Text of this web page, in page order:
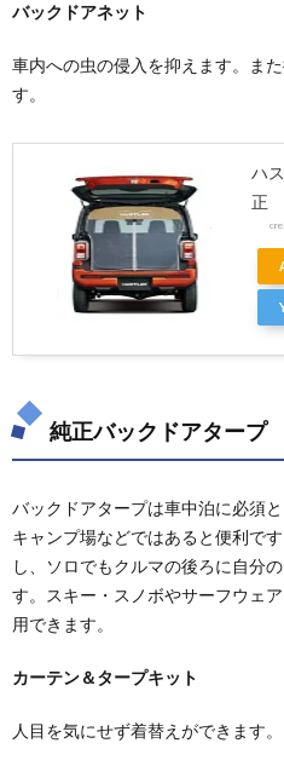
バックドアネット
車内への虫の侵入を抑えます。ま
す。
ハ
正
純正バックドアタープ
バックドアタープは車中泊に必須
キャンプ場などではあると便利で
し、ソロでもクルマの後ろに自分
す。スキー・スノボやサーフウェ
用できます。
カーテン＆タープキット
人目を気にせず着替えができます。